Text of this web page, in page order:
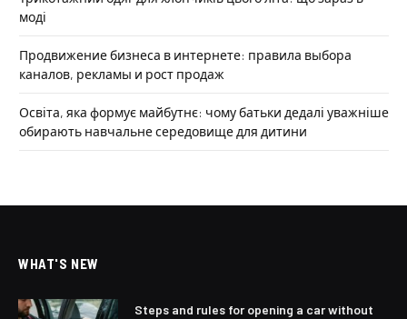
моді
Продвижение бизнеса в интернете: правила выбора
каналов, рекламы и рост продаж
Освіта, яка формує майбутнє: чому батьки дедалі уважніше
обирають навчальне середовище для дитини
WHAT'S NEW
Steps and rules for opening a car without